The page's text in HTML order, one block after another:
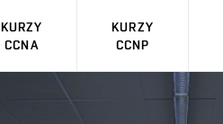
KURZY
CCNA
KURZY
CCNP